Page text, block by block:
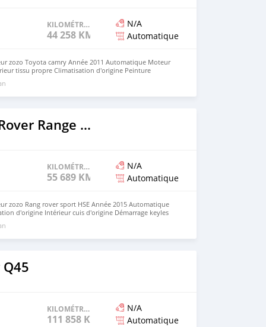
KILOMÉTRAGE
44 258 KM
N/A
Automatique
zozo Toyota camry Année 2011 Automatique Moteur
tissu propre Climatisation d'origine Peinture
Série BU défie C Prix :2.900.000 négociable
akpakpa WhatsApp et appel+229/96/99/35/28
2015 Range Rover Range Rover
KILOMÉTRAGE
55 689 KM
N/A
Automatique
zozo Rang rover sport HSE Année 2015 Automatique
d'origine Intérieur cuis d'origine Démarrage keyles
d'origine Volant multifonction Toit
Série BP Prix :12.500.000 négociable légèrement
et appel+229/96/99/35/28
KILOMÉTRAGE
111 858 KM
N/A
Automatique